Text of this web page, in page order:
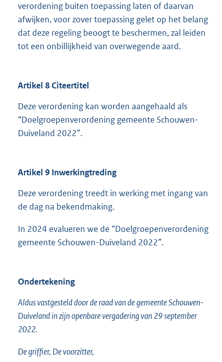
verordening buiten toepassing laten of daarvan
afwijken, voor zover toepassing gelet op het belang
dat deze regeling beoogt te beschermen, zal leiden
tot een onbillijkheid van overwegende aard.
Artikel 8 Citeertitel
Deze verordening kan worden aangehaald als
“Doelgroepenverordening gemeente Schouwen-
Duiveland 2022”.
Artikel 9 Inwerkingtreding
Deze verordening treedt in werking met ingang van
de dag na bekendmaking.
In 2024 evalueren we de “Doelgroepenverordening
gemeente Schouwen-Duiveland 2022”.
Ondertekening
Aldus vastgesteld door de raad van de gemeente Schouwen-
Duiveland in zijn openbare vergadering van 29 september
2022.
De griffier, De voorzitter,